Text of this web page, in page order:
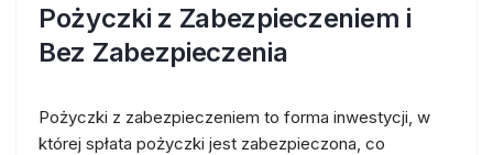
Pożyczki z Zabezpieczeniem i
Bez Zabezpieczenia
Pożyczki z zabezpieczeniem to forma inwestycji, w
której spłata pożyczki jest zabezpieczona, co